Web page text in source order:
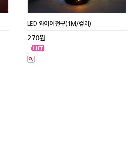
LED 와이어전구(1M/컬러)
270원